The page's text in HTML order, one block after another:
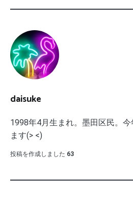
daisuke
1998年4月生まれ。墨田区民。
ます(> <)
投稿を作成しました 63